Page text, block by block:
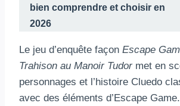
bien comprendre et choisir en
2026
Le jeu d’enquête façon Escape
Trahison au Manoir Tudor met en
personnages et l’histoire Cluedo
avec des éléments d’Escape Game.